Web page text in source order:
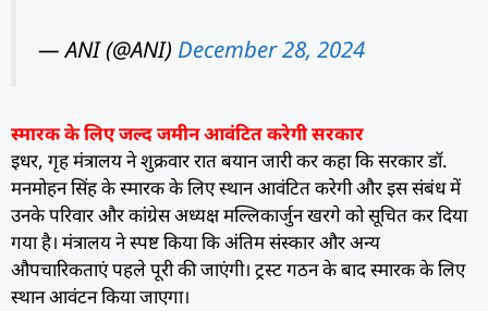
— ANI (@ANI) December 28, 2024
स्मारक के लिए जल्द जमीन आवंटित करेगी सरकार
इधर, गृह मंत्रालय ने शुक्रवार रात बयान जारी कर कहा कि सरकार डॉ.
मनमोहन सिंह के स्मारक के लिए स्थान आवंटित करेगी और इस संबंध में
उनके परिवार और कांग्रेस अध्यक्ष मल्लिकार्जुन खरगे को सूचित कर दिया
गया है। मंत्रालय ने स्पष्ट किया कि अंतिम संस्कार और अन्य
औपचारिकताएं पहले पूरी की जाएंगी। ट्रस्ट गठन के बाद स्मारक के लिए
स्थान आवंटन किया जाएगा।